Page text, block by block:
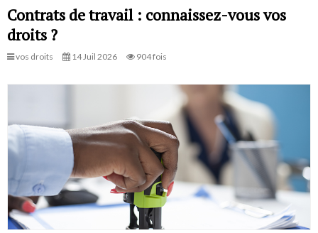
Contrats de travail : connaissez-vous vos
droits ?
vos droits 14 Juil 2026 904 fois